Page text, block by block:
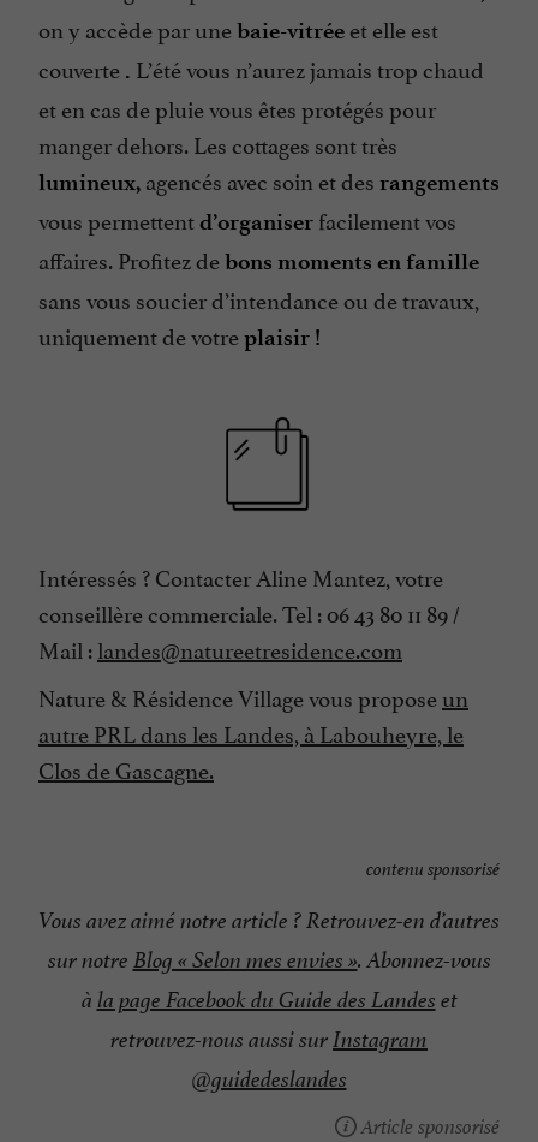
on y accède par unebaie-vitrée et elle est
couverte . L’été vous n’aurez jamais trop chaud
et en cas de pluie vous êtes protégés pour
manger dehors. Les cottages sont très
lumineux, agencés avec soin et des rangements
vous permettentd’organiser facilement vos
affaires. Profitez debons moments en famille
sans vous soucier d’intendance ou de travaux,
uniquement de votreplaisir !
Intéressés ? Contacter Aline Mantez, votre
conseillère commerciale. Tel : 06 43 80 11 89 /
Mail :landes@natureetresidence.com
Nature & Résidence Village vous proposeun
autre PRL dans les Landes, à Labouheyre, le
Clos de Gascagne.
contenu sponsorisé
Vous avez aimé notre article ? Retrouvez-en d’autres
sur notre Blog « Selon mes envies ». Abonnez-vous
à la page Facebook du Guide des Landes et
retrouvez-nous aussi surInstagram
@guidedeslandes
Article sponsorisé